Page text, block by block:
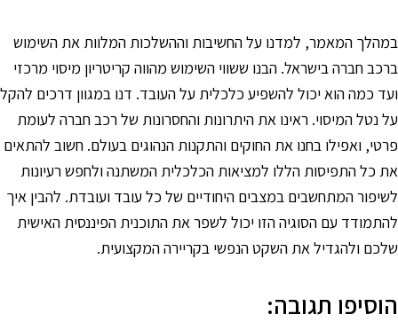
המאמר, למדנו על החשיבות וההשלכות המלוות את השימוש
חברה בישראל. הבנו ששווי השימוש מהווה קריטריון מיסוי מרכזי
כמה הוא יכול להשפיע כלכלית על העובד. דנו במגוון דרכים להקל
נטל המיסוי. ראינו את היתרונות והחסרונות של רכב חברה לעומת
ואפילו בחנו את החוקים והתקנות הנהוגים בעולם. חשוב להתאים
כל התפיסות הללו למציאות הכלכלית המשתנה ולחפש רעיונות
המתחשבים במצבים היחודיים של כל עובד ועובדת. להבין איך
עם הסוגיה הזו יכול לשפר את התוכנית הפיננסית האישית
ולהגדיל את השקט הנפשי בקריירה המקצועית.
תגובה: